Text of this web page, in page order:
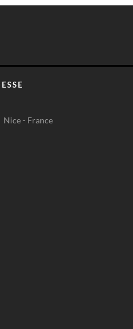
Nice - France